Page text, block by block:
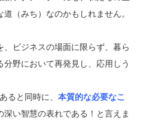
（みち）なのかもしれません。
ビジネスの場面に限らず、暮ら
分野において再発見し、応用しう
ると同時に、 本質的な必要なこ
深い智慧の表れである！と言えま